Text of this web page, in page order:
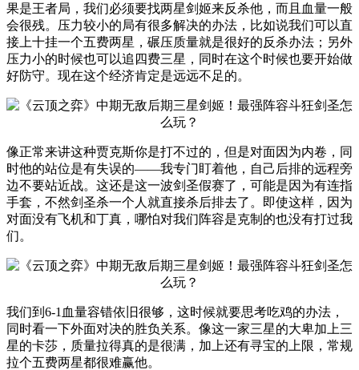
果是王者局，我们必须要找两星剑姬来反杀他，而且血量一般
会很残。压力较小的局有很多解决的办法，比如说我们可以直
接上十挂一个五费两星，碾压质量就是很好的反杀办法；另外
压力小的时候也可以追四费三星，同时在这个时候也要开始做
好防守。现在这个经济肯定是远远不足的。
像正常来讲这种贾克斯你是打不过的，但是对面因为内卷，同
时他的站位是有失误的——我专门盯着他，自己后排的远程旁
边不要站近战。这还是这一波剑圣假赛了，可能是因为有连指
手套，不然剑圣杀一个人就直接杀后排去了。即使这样，因为
对面没有飞机和丁真，哪怕对我们阵容是克制的也没有打过我
们。
我们到6-1血量容错依旧很够，这时候就要思考吃鸡的办法，
同时看一下外面对决的胜负关系。像这一家三星的大卑加上三
星的卡莎，质量拉得真的是很满，加上还有寻宝的上限，常规
拉个五费两星都很难赢他。